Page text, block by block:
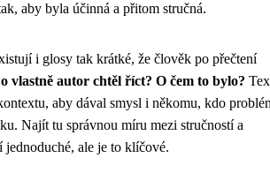
aby byla účinná a přitom stručná.
i glosy tak krátké, že člověk po přečtení
vlastně autor chtěl říct? O čem to bylo?
aby dával smysl i někomu, kdo
Najít tu správnou míru mezi stručností a
jednoduché, ale je to klíčové.